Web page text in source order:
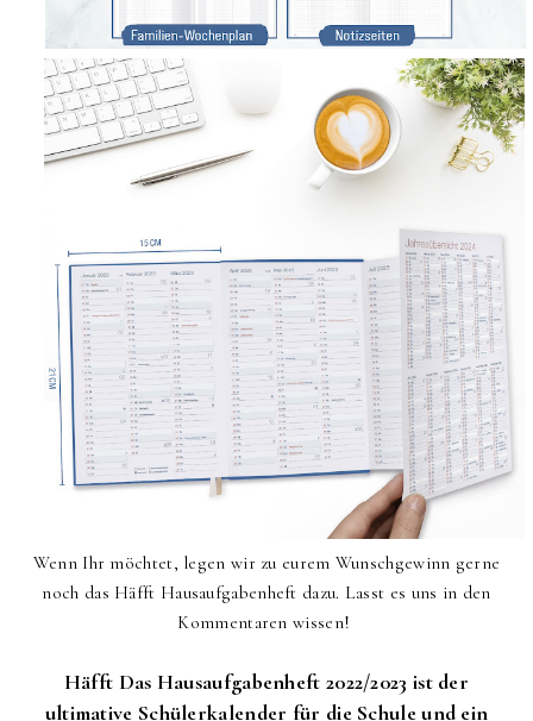
Wenn Ihr möchtet, legen wir zu eurem Wunschgewinn gerne
noch das Häfft Hausaufgabenheft dazu. Lasst es uns in den
Kommentaren wissen!
Häfft Das Hausaufgabenheft 2022/2023 ist der
ultimative Schülerkalender für die Schule und ein